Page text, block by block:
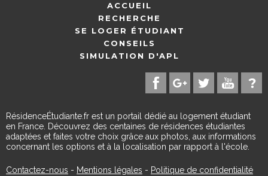
ACCUEIL
RECHERCHE
SE LOGER ÉTUDIANT
CONSEILS
SIMULATION D'APL
RésidenceÉtudiante.fr est un portail dédié au logement étudiant
en France. Découvrez des centaines de résidences étudiantes
adaptées et faites votre choix grâce aux photos, aux informations
concernant les options et à la localisation par rapport à l'école.
Contactez-nous - Mentions légales - Politique de confidentialité